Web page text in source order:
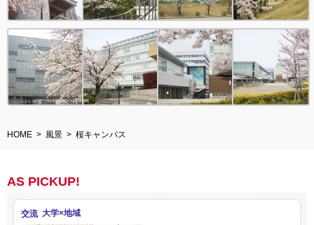
HOME 風景 桜キャンパス
AS PICKUP!
交流